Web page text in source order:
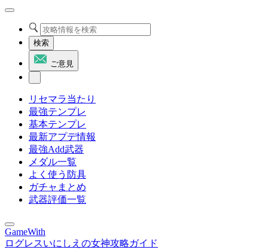
検索
ご意見
リセマラ当たり
最強テンプレ
基本テンプレ
最新アプデ情報
最強Add武器
メダル一覧
よく使う防具
ガチャまとめ
武器評価一覧
GameWith
ログレスいにしえの女神攻略ガイド